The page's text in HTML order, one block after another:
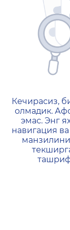
404 —
Кечирасиз,
олмадик.
эмас. Энг
навигация